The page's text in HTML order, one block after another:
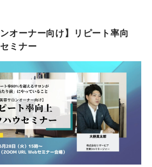
ンオーナー向け】リピート率向
ミナー